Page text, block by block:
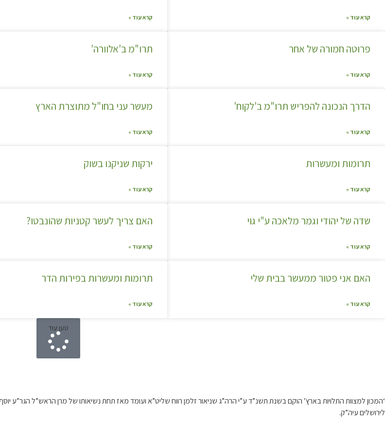
קרא עוד » קרא עוד »
פרוטה חמורה של אחר
קרא עוד »
תרו"מ ב'אלוורה'
קרא עוד »
הדרך הנכונה להפריש תרו"מ ב'לקוח'
קרא עוד »
מעשר עני בחו"ל מתוצרת הארץ
קרא עוד »
תרומות ומעשרות
קרא עוד »
ירקות שניקנו בשוק
קרא עוד »
שדה של יהודי וגמר מלאכה ע"י גוי
קרא עוד »
האם צריך לעשר קטניות שהונבטו?
קרא עוד »
האם אני פטור ממעשר בבית שלי
קרא עוד »
תרומות ומעשרות בפירות הדר
קרא עוד »
טען עוד
‘המכון למצוות התלויות בארץ’ הוקם בשנת תשנ”ד ע”י הרה”ג שניאור זלמן רווח שליט”א ועומד מאז תחת נשיאותו של מרן הראש”ל
לירושלים עיה”ק.